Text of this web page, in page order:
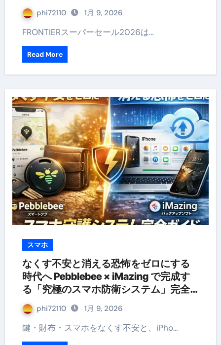
法
phi72110 1月 9, 2026
FRONTIERスーパーセール2026は…
Read More
スマホ
なくす不安と消える恐怖をゼロにする
時代へ Pebblebee × iMazing で完成す
る「究極のスマホ防衛システム」完全
ガイド
phi72110 1月 9, 2026
鍵・財布・スマホをなくす不安と、iPho…